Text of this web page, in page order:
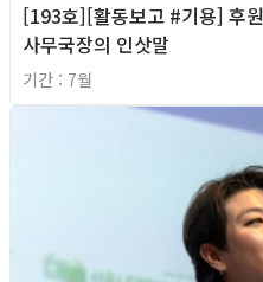
[193호][활동보고 #기용] 후
사무국장의 인삿말
기간 : 7월